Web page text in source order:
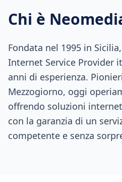
Chi è
Fondata nel 1995 in
Internet Service Provider
anni di esperienza.
Mezzogiorno, oggi
offrendo soluzioni
con la garanzia di un
competente e senza